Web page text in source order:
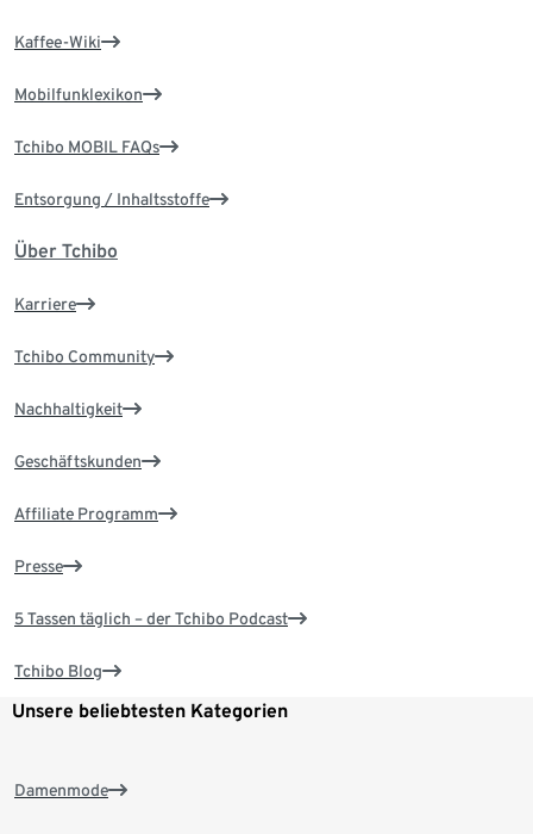
Kaffee-Wiki
Mobilfunklexikon
Tchibo MOBIL FAQs
Entsorgung / Inhaltsstoffe
Über Tchibo
Karriere
Tchibo Community
Nachhaltigkeit
Geschäftskunden
Affiliate Programm
Presse
5 Tassen täglich – der Tchibo Podcast
Tchibo Blog
Unsere beliebtesten Kategorien
Damenmode